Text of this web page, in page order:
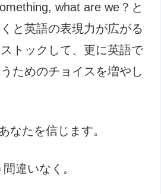
what are we？と
と英語の表現力が広がる
トックして、更に英語で
ためのチョイスを増やし
なたを信じます。
違いなく。